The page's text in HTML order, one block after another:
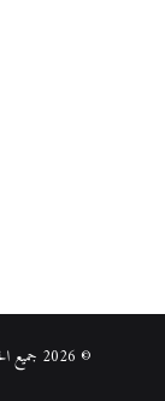
© 2026 جميع الحقوق محفوظة |